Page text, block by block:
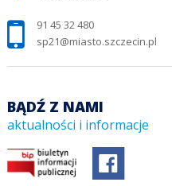
91 45 32 480
sp21@miasto.szczecin.pl
BĄDŹ Z NAMI
aktualności i informacje